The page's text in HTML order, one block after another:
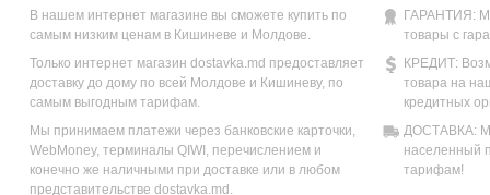
В нашем интернет магазине вы сможете купить по
самым низким ценам в Кишиневе и Молдове.
Только интернет магазин dostavka.md предоставляет
доставку до дому по всей Молдове и Кишиневу, по
самым выгодным тарифам.
Мы принимаем платежи через банковские карточки,
WebMoney, терминалы QIWI, перечислением и
конечно же наличными при доставке или в любом
представительстве dostavka.md.
ГАРАНТИЯ:
товары с
КРЕДИТ:
товара на
кредитных
ДОСТАВКА:
населенный
тарифам!